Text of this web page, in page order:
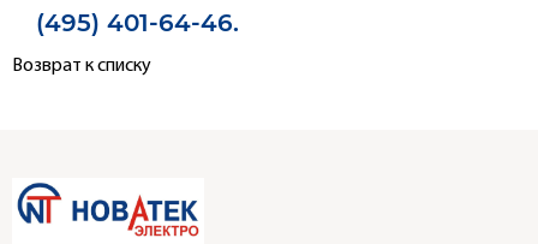
(495) 401-64-46.
Возврат к списку